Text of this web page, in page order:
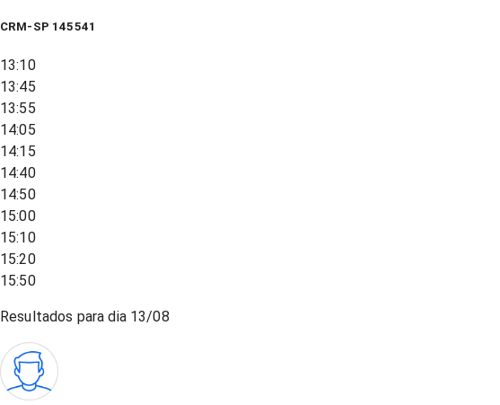
CRM-SP 145541
13:10
13:45
13:55
14:05
14:15
14:40
14:50
15:00
15:10
15:20
15:50
Resultados para dia 13/08